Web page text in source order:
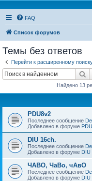
FAQ
Список форумов
Темы без ответов
Перейти к расширенному
Найдено 13
PDU8v2
Последнее сообщение
Добавлено в форуме PDU
DIU 16ch.
Последнее сообщение
Добавлено в форуме DIU
ЧАВО, ЧаВо, чАвО
Последнее сообщение
Добавлено в форуме DIU